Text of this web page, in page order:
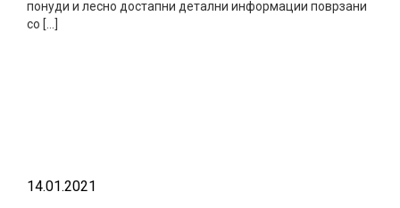
понуди и лесно достапни детални информации поврзани
со […]
14.01.2021